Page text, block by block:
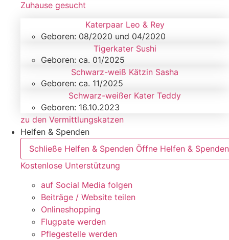
Zuhause gesucht
Katerpaar Leo & Rey
Geboren: 08/2020 und 04/2020
Tigerkater Sushi
Geboren: ca. 01/2025
Schwarz-weiß Kätzin Sasha
Geboren: ca. 11/2025
Schwarz-weißer Kater Teddy
Geboren: 16.10.2023
zu den Vermittlungskatzen
Helfen & Spenden
Schließe Helfen & Spenden Öffne Helfen & Spenden
Kostenlose Unterstützung
auf Social Media folgen
Beiträge / Website teilen
Onlineshopping
Flugpate werden
Pflegestelle werden